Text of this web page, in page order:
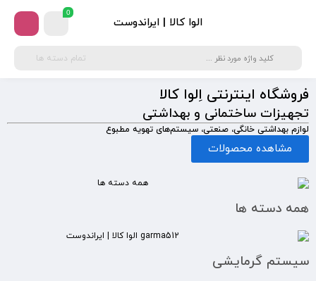
الوا کالا | ایراندوست
0
تمام دسته ها
فروشگاه اینترنتی اِلوا کالا
تجهیزات ساختمانی و بهداشتی
لوازم بهداشتی خانگی، صنعتی، سیستم‌های تهویه مطبوع
مشاهده محصولات
همه دسته ها
سیستم گرمایشی